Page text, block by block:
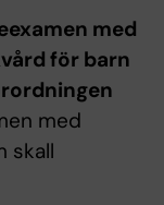
med
för barn
med
skall